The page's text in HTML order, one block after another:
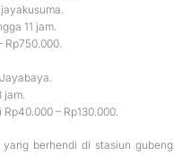
11 jam.
Rp750.000.
– Rp130.000.
berhendi di stasiun gubeng